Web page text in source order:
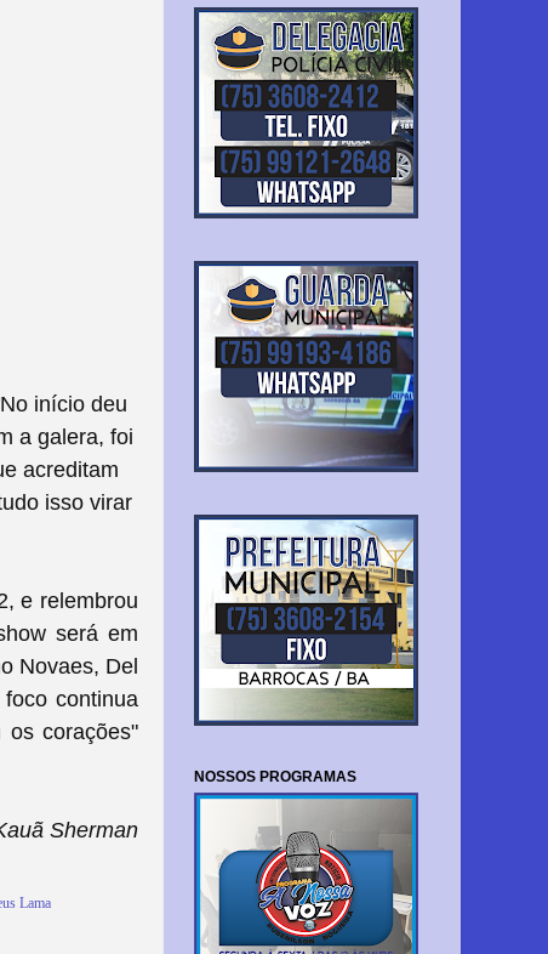
início deu
a galera, foi
acreditam
isso virar
e relembrou
será em
Novaes, Del
foco continua
corações"
Sherman
Lama
NOSSOS PROGRAMAS